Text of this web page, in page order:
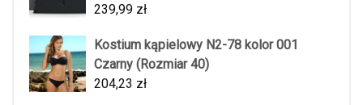
239,99 zł
Kostium kąpielowy N2-78 kolor 001
Czarny (Rozmiar 40)
204,23 zł